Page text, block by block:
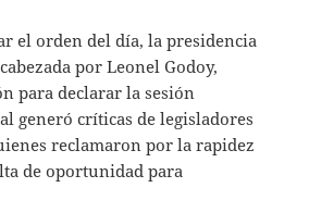
el orden del día, la presidencia
por Leonel Godoy,
para declarar la sesión
generó críticas de legisladores
reclamaron por la rapidez
de oportunidad para